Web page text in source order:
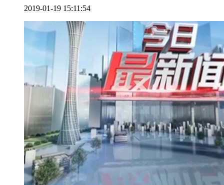
2019-01-19 15:11:54